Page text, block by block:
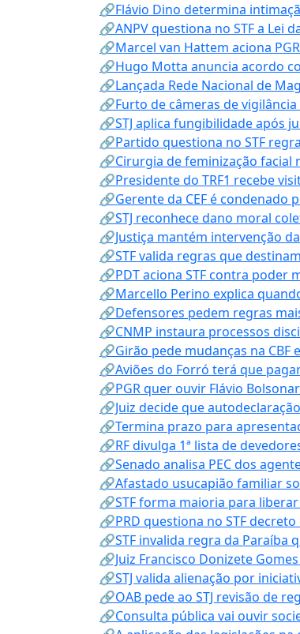
🔗Flávio Dino determina
🔗ANPV questiona no STF a Lei
🔗Marcel van Hattem aciona
🔗Hugo Motta anuncia acordo
🔗Lançada Rede Nacional de
🔗Furto de câmeras de
🔗STJ aplica fungibilidade após
🔗Partido questiona no STF
🔗Cirurgia de feminização facial
🔗Presidente do TRF1 recebe
🔗Gerente da CEF é condenado
🔗STJ reconhece dano moral
🔗Justiça mantém intervenção
🔗STF valida regras que
🔗PDT aciona STF contra poder
🔗Marcello Perino explica
🔗Defensores pedem regras
🔗CNMP instaura processos
🔗Girão pede mudanças na CBF
🔗Aviões do Forró terá que
🔗PGR quer ouvir Flávio
🔗Juiz decide que
🔗Termina prazo para
🔗RF divulga 1ª lista de
🔗Senado analisa PEC dos
🔗Afastado usucapião familiar
🔗STF forma maioria para
🔗PRD questiona no STF
🔗STF invalida regra da Paraíba
🔗Juiz Francisco Donizete
🔗STJ valida alienação por
🔗OAB pede ao STJ revisão de
🔗Consulta pública vai ouvir